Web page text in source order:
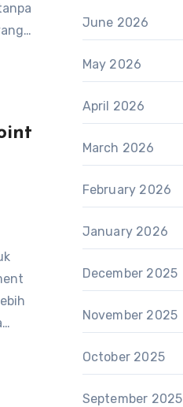
June 2026
May 2026
April 2026
March 2026
February 2026
January 2026
December 2025
November 2025
October 2025
September 2025